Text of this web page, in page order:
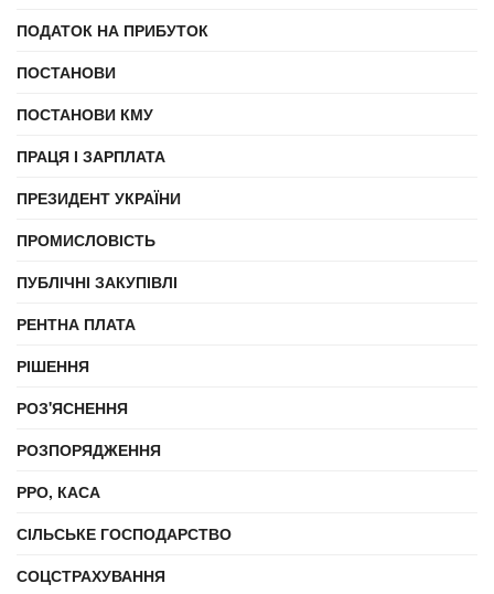
ПОДАТОК НА ПРИБУТОК
ПОСТАНОВИ
ПОСТАНОВИ КМУ
ПРАЦЯ І ЗАРПЛАТА
ПРЕЗИДЕНТ УКРАЇНИ
ПРОМИСЛОВІСТЬ
ПУБЛІЧНІ ЗАКУПІВЛІ
РЕНТНА ПЛАТА
РІШЕННЯ
РОЗ'ЯСНЕННЯ
РОЗПОРЯДЖЕННЯ
РРО, КАСА
СІЛЬСЬКЕ ГОСПОДАРСТВО
СОЦСТРАХУВАННЯ